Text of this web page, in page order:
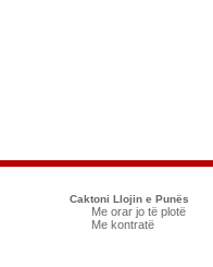
Caktoni Llojin e Punës
Me orar jo të plotë
Me kontratë